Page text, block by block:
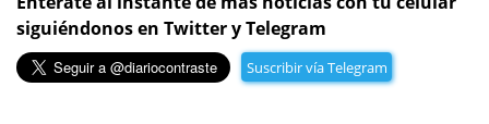
siguiéndonos en Twitter y Telegram
Suscribir vía Telegram